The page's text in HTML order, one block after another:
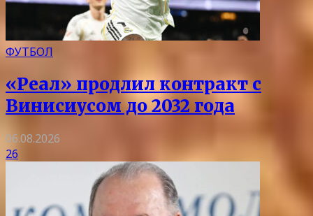
ФУТБОЛ
«Реал» продлил контракт с
Винисиусом до 2032 года
06.08.2026
26